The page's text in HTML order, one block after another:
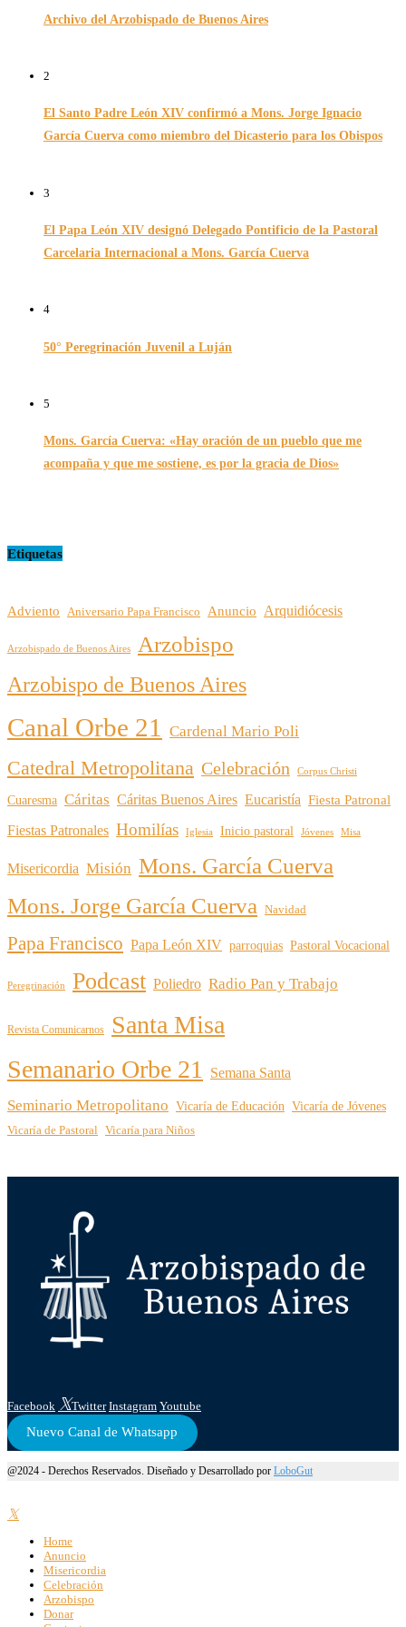
Archivo del Arzobispado de Buenos Aires
2
El Santo Padre León XIV confirmó a Mons. Jorge Ignacio
García Cuerva como miembro del Dicasterio para los Obispos
3
El Papa León XIV designó Delegado Pontificio de la Pastoral
Carcelaria Internacional a Mons. García Cuerva
4
50° Peregrinación Juvenil a Luján
5
Mons. García Cuerva: «Hay oración de un pueblo que me
acompaña y que me sostiene, es por la gracia de Dios»
Etiquetas
Adviento Aniversario Papa Francisco Anuncio Arquidiócesis
Arzobispado de Buenos Aires Arzobispo
Arzobispo de Buenos Aires
Canal Orbe 21 Cardenal Mario Poli
Catedral Metropolitana Celebración Corpus Christi
Cuaresma Cáritas Cáritas Buenos Aires Eucaristía Fiesta Patronal
Fiestas Patronales Homilías Iglesia Inicio pastoral Jóvenes Misa
Misericordia Misión Mons. García Cuerva
Mons. Jorge García Cuerva
Navidad
Papa Francisco Papa León XIV parroquias Pastoral Vocacional
Peregrinación Podcast Poliedro Radio Pan y Trabajo
Revista Comunicarnos
Santa Misa
Semanario Orbe 21 Semana Santa
Seminario Metropolitano Vicaría de Educación Vicaría de Jóvenes
Vicaría de Pastoral Vicaría para Niños
Facebook Twitter Instagram Youtube
Nuevo Canal de Whatsapp
@2024 - Derechos Reservados. Diseñado y Desarrollado por LoboGut
Home
Anuncio
Misericordia
Celebración
Arzobispo
Donar